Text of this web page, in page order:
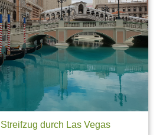
durch Las Vegas